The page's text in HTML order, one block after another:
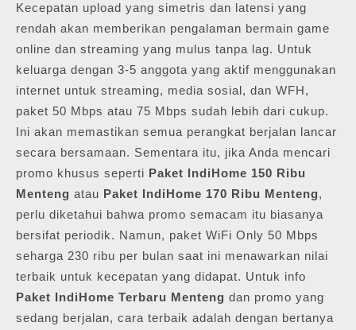
Kecepatan upload yang simetris dan latensi yang
rendah akan memberikan pengalaman bermain game
online dan streaming yang mulus tanpa lag. Untuk
keluarga dengan 3-5 anggota yang aktif menggunakan
internet untuk streaming, media sosial, dan WFH,
paket 50 Mbps atau 75 Mbps sudah lebih dari cukup.
Ini akan memastikan semua perangkat berjalan lancar
secara bersamaan. Sementara itu, jika Anda mencari
promo khusus seperti Paket IndiHome 150 Ribu
Menteng atau Paket IndiHome 170 Ribu Menteng,
perlu diketahui bahwa promo semacam itu biasanya
bersifat periodik. Namun, paket WiFi Only 50 Mbps
seharga 230 ribu per bulan saat ini menawarkan nilai
terbaik untuk kecepatan yang didapat. Untuk info
Paket IndiHome Terbaru Menteng dan promo yang
sedang berjalan, cara terbaik adalah dengan bertanya